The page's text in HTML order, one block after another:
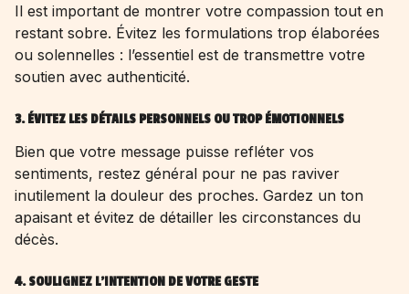
Il est important de montrer votre compassion tout en
restant sobre. Évitez les formulations trop élaborées
ou solennelles : l’essentiel est de transmettre votre
soutien avec authenticité.
3. ÉVITEZ LES DÉTAILS PERSONNELS OU TROP ÉMOTIONNELS
Bien que votre message puisse refléter vos
sentiments, restez général pour ne pas raviver
inutilement la douleur des proches. Gardez un ton
apaisant et évitez de détailler les circonstances du
décès.
4. SOULIGNEZ L’INTENTION DE VOTRE GESTE